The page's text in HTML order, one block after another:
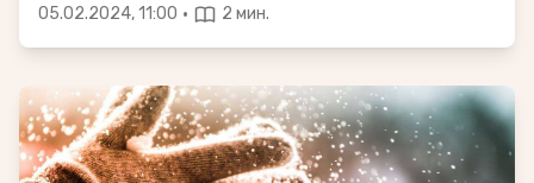
05.02.2024, 11:00 · 2 мин.